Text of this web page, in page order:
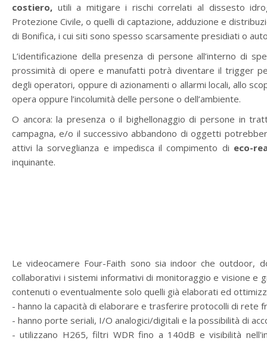
costiero, utili a mitigare i rischi correlati al dissesto
Protezione Civile, o quelli di captazione, adduzione e
di Bonifica, i cui siti sono spesso scarsamente presidiati o
L’identificazione della presenza di persone all’interno di
prossimità di opere e manufatti potrà diventare il trigger
degli operatori, oppure di azionamenti o allarmi locali, allo
opera oppure l’incolumità delle persone o dell’ambiente.
O ancora: la presenza o il bighellonaggio di persone in
campagna, e/o il successivo abbandono di oggetti
attivi la sorveglianza e impedisca il compimento di eco-
inquinante.
Le videocamere Four-Faith sono sia indoor che outdoor,
collaborativi i sistemi informativi di monitoraggio e visione
contenuti o eventualmente solo quelli già elaborati ed
- hanno la capacità di elaborare e trasferire protocolli di rete
- hanno porte seriali, I/O analogici/digitali e la possibilità di
- utilizzano H265, filtri WDR fino a 140dB e visibilità